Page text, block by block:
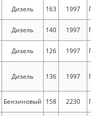
Дизель 163 1997
Дизель 140 1997
Дизель 126 1997
Дизель 136 1997
Бензиновый 158 2230